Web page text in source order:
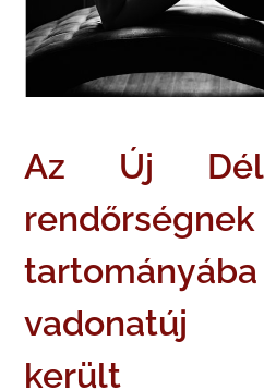
Az Új Dél
vadonatúj
került